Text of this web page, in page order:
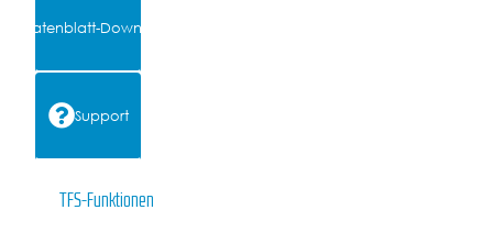
Datenblatt-Download
Support
TFS-Funktionen